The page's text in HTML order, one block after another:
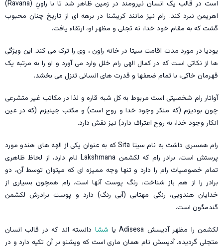
است در قالب یک انسان نیرومند در زمین ظاهر شد تا با راونِ (Ravana)
اهریمن نبرد کند. رام نیز مانند کریشنا در برهه ای از تاریخ چنان محبوب
گشت که به مقام خود خدا، نه تجلی و مظهر او، ارتقاء یافت.
یودیا در مورد مدت اقامت سیتا در خانه راون ، وی را ترک می کند. این ویژگی
ها از نکاتی است که در کمال الهی رام خلل وارد می آورد و او را به مرتبه یک
قهرمان خاکی، با تمام ضعفها و قدرت های انسانی تنزل می بخشد.
آواتار رام شخصیتی است مربوط به کل شبه قاره و لذا در مکاتب غير متشرعی
چون بودیزم (که منکر وجود خدا و روح است) و مکتب جینیزم (که در عین
انکار وجود خدا، به روح اعتراف دارد) نیز نقش دارد.
رام همسری داشت به نام سيتا Sita که به عنوان یکی از الهه های هندو مورد
پرستش است. برادر رام که لکشمن Lakshmana نام دارد، از لحاظ ظاهری
تمام خصوصیات رام را دارد و تنها وجه ممیزه ای که میتوان توسط آن، دو
برادر را از هم باز شناخت، رنگ پوست آنها است. رام همچون بسیاری از
خدایان هندویی، رنگی مهتابی (آبی رنگ) دارد و پوست برادرش لکشمن
گندمگون است.
لکشمن را مظهر آدیسش Adisesa یا ششا دانسته اند که در قالب انسان
متجلی گردیده. آدیسش نام همان ماری است که ویشنو بر آن تکیه دارد و در